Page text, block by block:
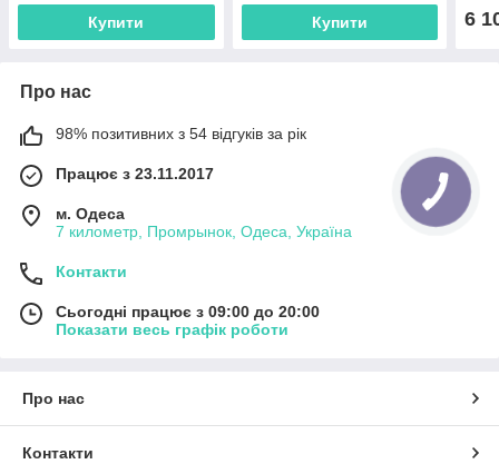
Купити Купити 6
Про нас
98% позитивних з 54 відгуків за рік
Працює з 23.11.2017
м. Одеса
7 километр, Промрынок, Одеса, Україна
Контакти
Сьогодні працює з 09:00 до 20:00
Показати весь графік роботи
Про нас
Контакти